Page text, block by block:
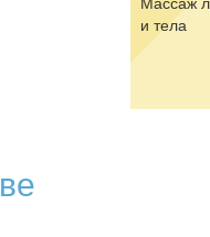
и те­ла